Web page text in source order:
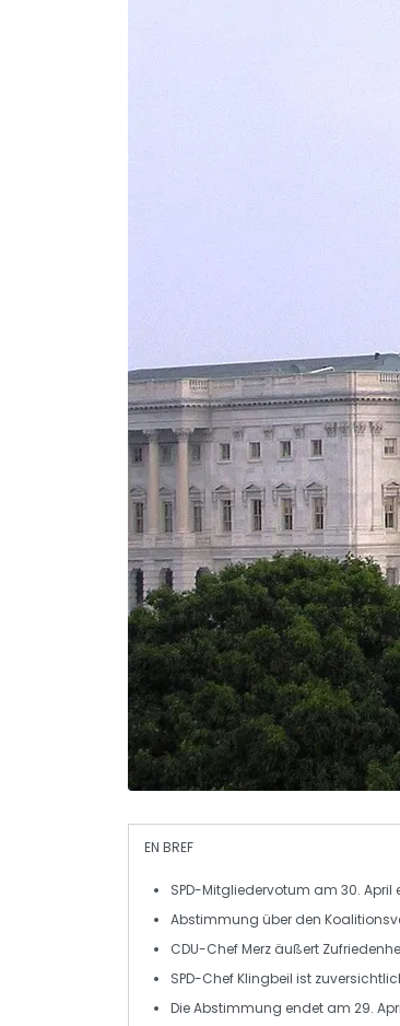
EN BREF
SPD-Mitgliedervotum am 30. April
Abstimmung über den
CDU-ChefMerz äußert
SPD-ChefKlingbeil ist
Die Abstimmung endet am 29.